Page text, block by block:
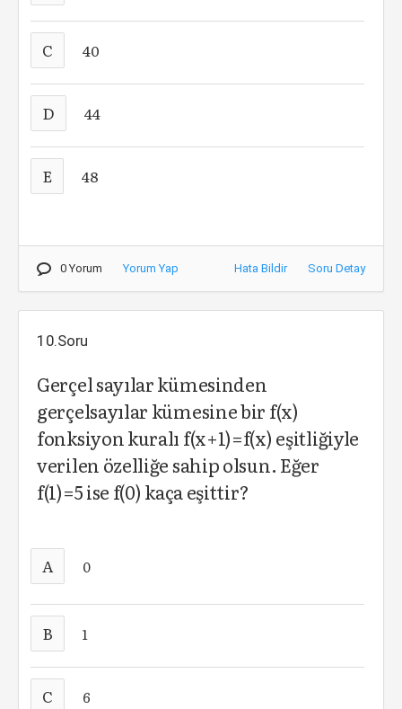
C 40
D 44
E 48
0 Yorum Yorum Yap Hata Bildir Soru Detay
10.Soru
Gerçel sayılar kümesinden
gerçelsayılar kümesine bir f(x)
fonksiyon kuralı f(x+1)=f(x) eşitliğiyle
verilen özelliğe sahip olsun. Eğer
f(1)=5 ise f(0) kaça eşittir?
A 0
B 1
C 6